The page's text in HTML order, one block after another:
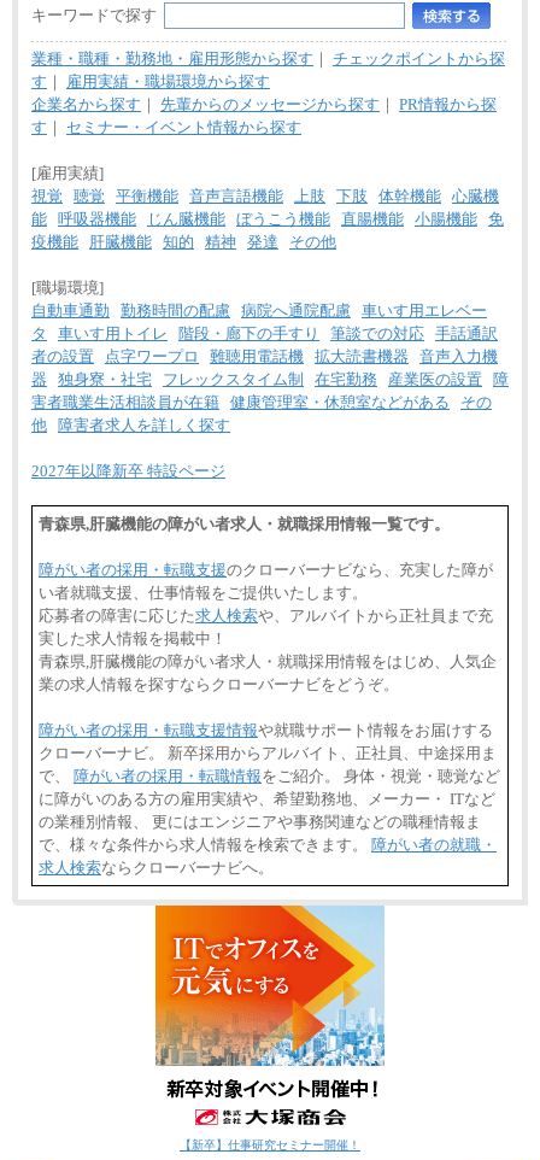
キーワードで探す
業種・職種・勤務地・雇用形態から探す ｜ チェックポイントから探
す ｜
雇用実績・職場環境から探す
企業名から探す ｜ 先輩からのメッセージから探す ｜ PR情報から探
す ｜ セミナー・イベント情報から探す
[雇用実績]
視覚
聴覚 平衡機能 音声言語機能 上肢 下肢 体幹機能 心臓機
能 呼吸器機能 じん臓機能 ぼうこう機能 直腸機能 小腸機能 免
疫機能
肝臓機能 知的 精神 発達 その他
[職場環境]
自動車通勤
勤務時間の配慮 病院へ通院配慮 車いす用エレベー
タ
車いす用トイレ 階段・廊下の手すり 筆談での対応 手話通訳
者の設置
点字ワープロ 難聴用電話機 拡大読書機器
音声入力機
器
独身寮・社宅 フレックスタイム制 在宅勤務 産業医の設置
障
害者職業生活相談員が在籍 健康管理室・休憩室などがある
その
他
障害者求人を詳しく探す
2027年以降新卒 特設ページ
青森県,肝臓機能の障がい者求人・就職採用情報一覧です。
障がい者の採用・転職支援のクローバーナビなら、充実した障が
い者就職支援、仕事情報をご提供いたします。
応募者の障害に応じた求人検索や、アルバイトから正社員まで充
実した求人情報を掲載中！
青森県,肝臓機能の障がい者求人・就職採用情報をはじめ、人気企
業の求人情報を探すならクローバーナビをどうぞ。
障がい者の採用・転職支援情報や就職サポート情報をお届けする
クローバーナビ。 新卒採用からアルバイト、正社員、中途採用ま
で、 障がい者の採用・転職情報をご紹介。 身体・視覚・聴覚など
に障がいのある方の雇用実績や、希望勤務地、メーカー・ ITなど
の業種別情報、 更にはエンジニアや事務関連などの職種情報ま
で、様々な条件から求人情報を検索できます。 障がい者の就職・
求人検索ならクローバーナビへ。
【新卒】仕事研究セミナー開催！